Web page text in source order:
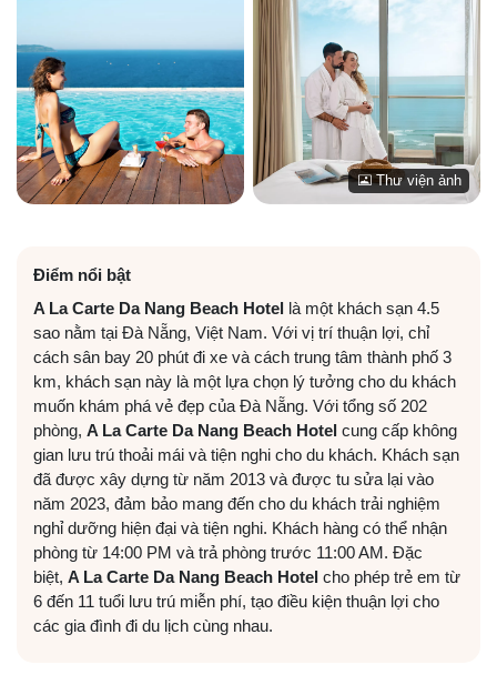
Thư viện ảnh
Điểm nổi bật
A La Carte Da Nang Beach Hotel là một khách sạn 4.5
sao nằm tại Đà Nẵng, Việt Nam. Với vị trí thuận lợi, chỉ
cách sân bay 20 phút đi xe và cách trung tâm thành phố 3
km, khách sạn này là một lựa chọn lý tưởng cho du khách
muốn khám phá vẻ đẹp của Đà Nẵng. Với tổng số 202
phòng, A La Carte Da Nang Beach Hotel cung cấp không
gian lưu trú thoải mái và tiện nghi cho du khách. Khách sạn
đã được xây dựng từ năm 2013 và được tu sửa lại vào
năm 2023, đảm bảo mang đến cho du khách trải nghiệm
nghỉ dưỡng hiện đại và tiện nghi. Khách hàng có thể nhận
phòng từ 14:00 PM và trả phòng trước 11:00 AM. Đặc
biệt, A La Carte Da Nang Beach Hotel cho phép trẻ em từ
6 đến 11 tuổi lưu trú miễn phí, tạo điều kiện thuận lợi cho
các gia đình đi du lịch cùng nhau.